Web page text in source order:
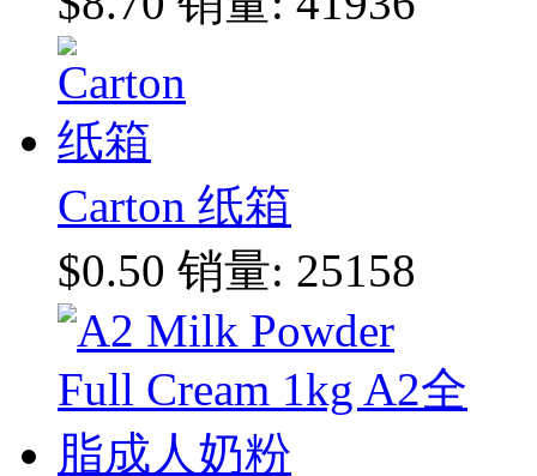
Carton 纸箱
$0.50 销量: 25158